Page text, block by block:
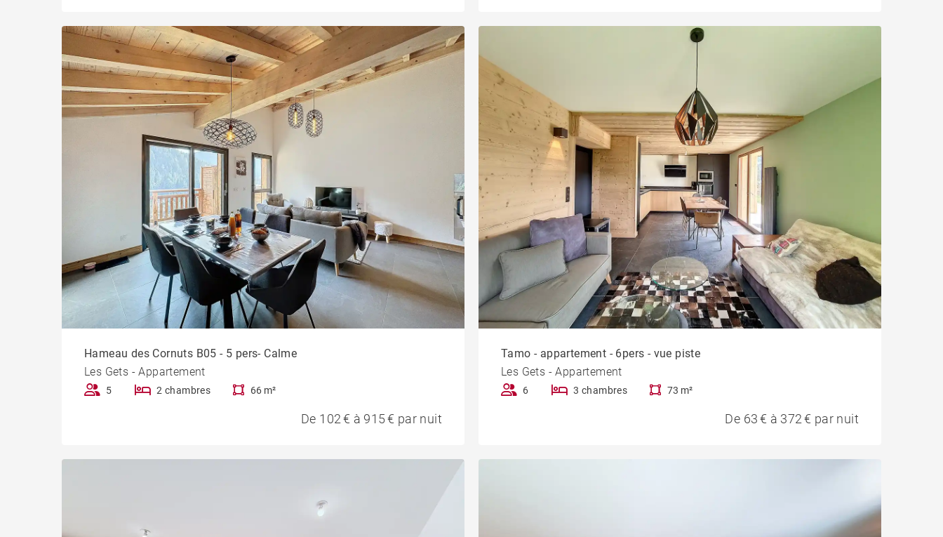
Hameau des Cornuts B05 - 5 pers- Calme
Les Gets - Appartement
5 2 chambres 66 m²
De 102 € à 915 € par nuit
Tamo - appartement - 6pers - vue piste
Les Gets - Appartement
6 3 chambres 73 m²
De 63 € à 372 € par nuit